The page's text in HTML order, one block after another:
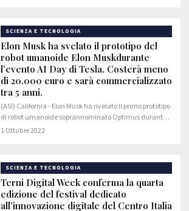
SCIENZA E TECNOLOGIA
Elon Musk ha svelato il prototipo del
robot umanoide Elon Muskdurante
l’evento AI Day di Tesla. Costerà meno
di 20.000 euro e sarà commercializzato
tra 5 anni.
(ASI) California - Elon Musk ha rivelato il primo prototipo
di robot umanoide soprannominato Optimus durante
l’AI Day della Tesla.
1 Ottobre 2022
SCIENZA E TECNOLOGIA
Terni Digital Week conferma la quarta
edizione del festival dedicato
all’innovazione digitale del Centro Italia